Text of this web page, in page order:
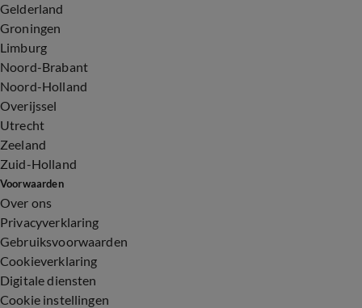
Gelderland
Groningen
Limburg
Noord-Brabant
Noord-Holland
Overijssel
Utrecht
Zeeland
Zuid-Holland
Voorwaarden
Over ons
Privacyverklaring
Gebruiksvoorwaarden
Cookieverklaring
Digitale diensten
Cookie instellingen